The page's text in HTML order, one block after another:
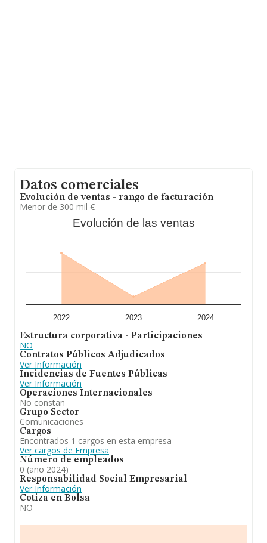
Datos comerciales
Evolución de ventas - rango de facturación
Menor de 300 mil €
Evolución de las ventas
2022 2023 2024
Estructura corporativa - Participaciones
NO
Contratos Públicos Adjudicados
Ver Información
Incidencias de Fuentes Públicas
Ver Información
Operaciones Internacionales
No constan
Grupo Sector
Comunicaciones
Cargos
Encontrados 1 cargos en esta empresa
Ver cargos de Empresa
Número de empleados
0 (año 2024)
Responsabilidad Social Empresarial
Ver Información
Cotiza en Bolsa
NO